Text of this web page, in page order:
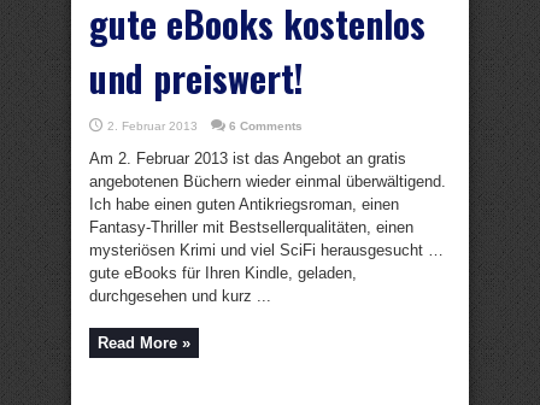
gute eBooks kostenlos
und preiswert!
2. Februar 2013 6 Comments
Am 2. Februar 2013 ist das Angebot an gratis
angebotenen Büchern wieder einmal überwältigend.
Ich habe einen guten Antikriegsroman, einen
Fantasy-Thriller mit Bestsellerqualitäten, einen
mysteriösen Krimi und viel SciFi herausgesucht …
gute eBooks für Ihren Kindle, geladen,
durchgesehen und kurz ...
Read More »